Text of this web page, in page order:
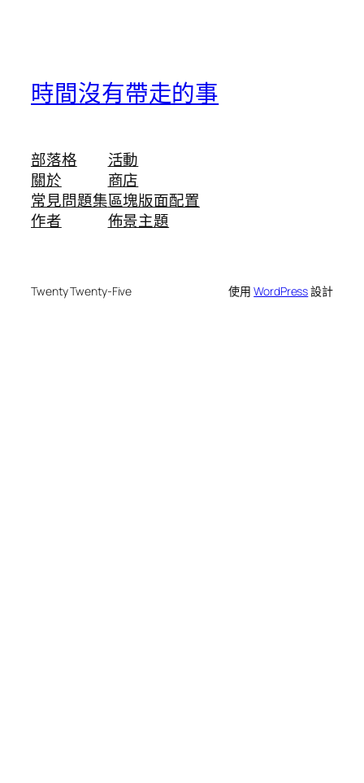
時間沒有帶走的事
部落格
關於
常見問題集
作者
活動
商店
區塊版面配置
佈景主題
Twenty Twenty-Five 使用WordPress設計